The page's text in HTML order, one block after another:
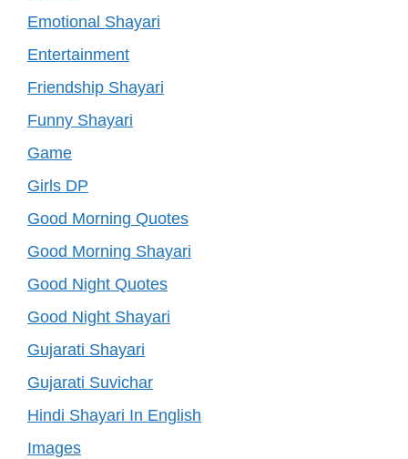
Emotional Shayari
Entertainment
Friendship Shayari
Funny Shayari
Game
Girls DP
Good Morning Quotes
Good Morning Shayari
Good Night Quotes
Good Night Shayari
Gujarati Shayari
Gujarati Suvichar
Hindi Shayari In English
Images